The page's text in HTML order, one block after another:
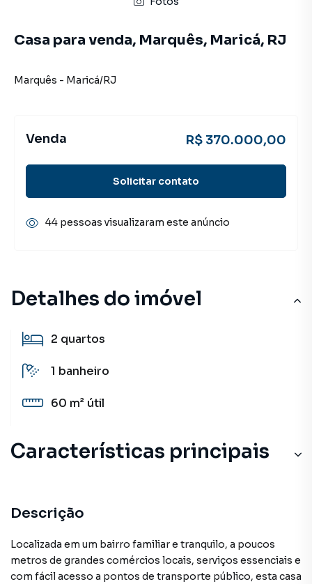
Detalhes do imóvel
2 quartos
1 banheiro
60 m² útil
Características principais
Descrição
Localizada em um bairro familiar e tranquilo, a poucos
metros de grandes comércios locais, serviços essenciais e
com fácil acesso a pontos de transporte público, esta casa
Casa para venda, Marquês, Maricá, RJ
Marquês - Maricá/RJ
Venda R$ 370.000,00
Solicitar contato
44 pessoas visualizaram este anúncio